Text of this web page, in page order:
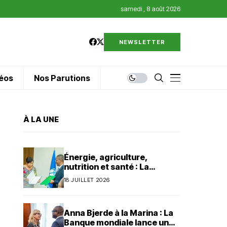
samedi , 8 août 2026
NEWSLETTER
Nos Parutions
À LA UNE
Énergie, agriculture,
nutrition et santé : La
Banque mondiale injecte 320
18 JUILLET 2026
Anna Bjerde à la Marina : La
Banque mondiale lance un